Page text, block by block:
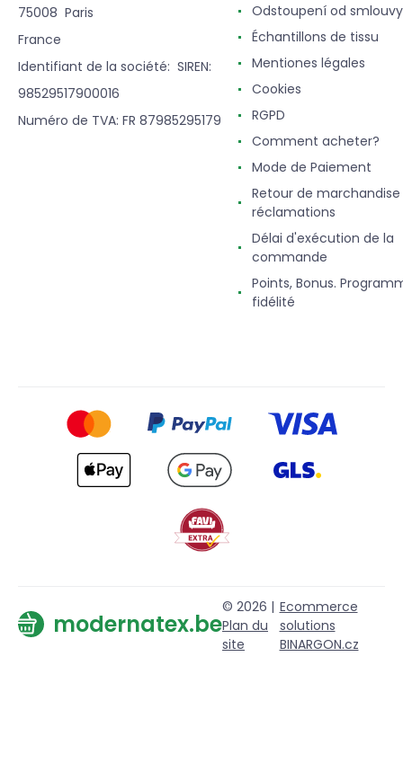
75008 Paris
France
Identifiant de la société: SIREN:
98529517900016
Numéro de TVA: FR 87985295179
Odstoupení od smlouvy
Échantillons de tissu
Mentiones légales
Cookies
RGPD
Comment acheter?
Mode de Paiement
Retour de
réclamations
Délai d'exécution de la
commande
Points, Bonus.
fidélité
modernatex.be
© 2026 |
Plan du
site
Ecommerce
solutions
BINARGON.cz